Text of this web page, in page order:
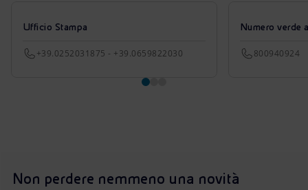
Ufficio Stampa
+39.0252031875 - +39.0659822030
Numero verde
800940924
Non perdere nemmeno una novità